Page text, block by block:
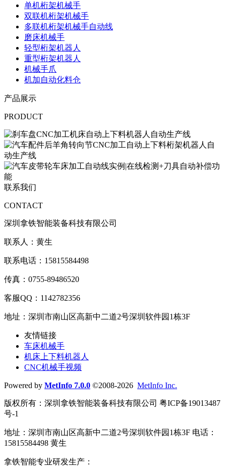
单机桁架机械手
双联机桁架机械手
多联机桁架机械手自动线
磨床机械手
轻型桁架机器人
重型桁架机器人
机械手爪
机加自动化料仓
产品展示
PRODUCT
联系我们
CONTACT
深圳拿铁智能装备科技有限公司
联系人：黄生
联系电话：15815584498
传真：0755-89486520
客服QQ：1142782356
地址：深圳市南山区高新中二道2号深圳软件园1栋3F
友情链接
车床机械手
机床上下料机器人
CNC机械手视频
Powered by MetInfo 7.0.0 ©2008-2026 MetInfo Inc.
版权所有：深圳拿铁智能装备科技有限公司 粤ICP备19013487
号-1
地址：深圳市南山区高新中二道2号深圳软件园1栋3F 电话：
15815584498 黄生
拿铁智能专业研发生产：